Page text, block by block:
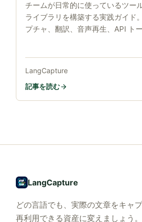
チームが日常的に使っているツー
ライブラリを構築する実践ガイド
プチャ、翻訳、音声再生、API ト
LangCapture
記事を読む
LangCapture
どの言語でも、実際の文章をキャ
再利用できる資産に変えましょう。